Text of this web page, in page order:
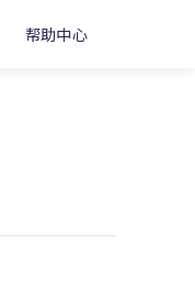
帮助中心